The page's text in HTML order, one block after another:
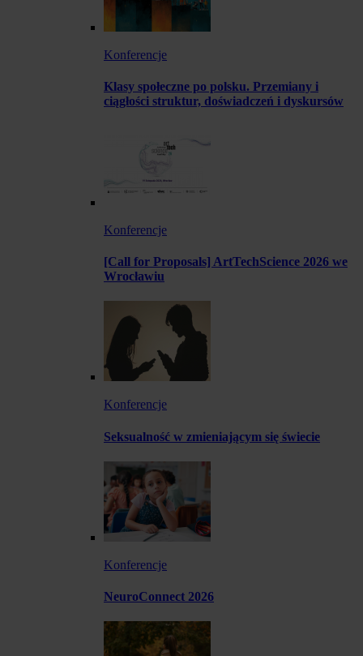
Konferencje
Klasy społeczne po polsku. Przemiany i
ciągłości struktur, doświadczeń i dyskursów
Konferencje
[Call for Proposals] ArtTechScience 2026 we
Wrocławiu
Konferencje
Seksualność w zmieniającym się świecie
Konferencje
NeuroConnect 2026